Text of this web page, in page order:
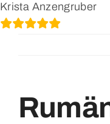
Krista Anzengruber